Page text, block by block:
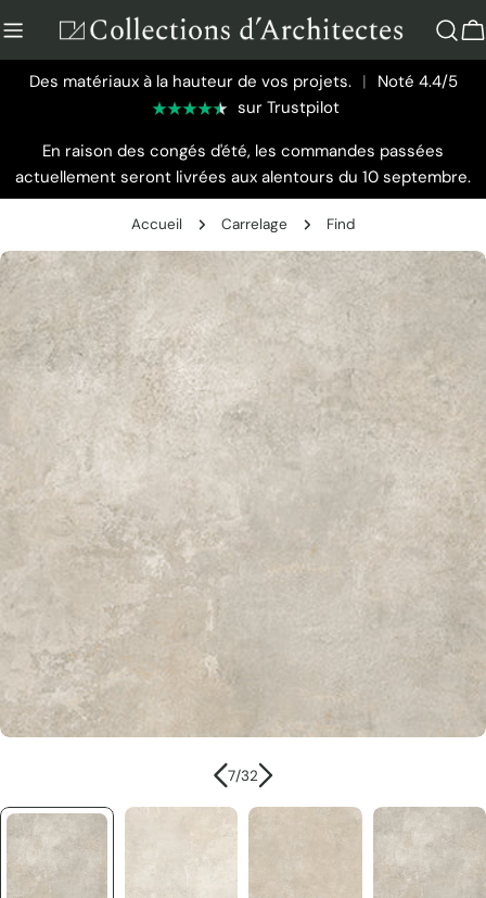
au
contenu
Des matériaux à la hauteur de vos projets. | Noté 4.4/5
sur Trustpilot
En raison des congés d'été, les commandes passées
actuellement seront livrées aux alentours du 10 septembre.
Accueil Carrelage Find
Passer
aux
informations
sur
produit
le média 6 en mode modal
7/32